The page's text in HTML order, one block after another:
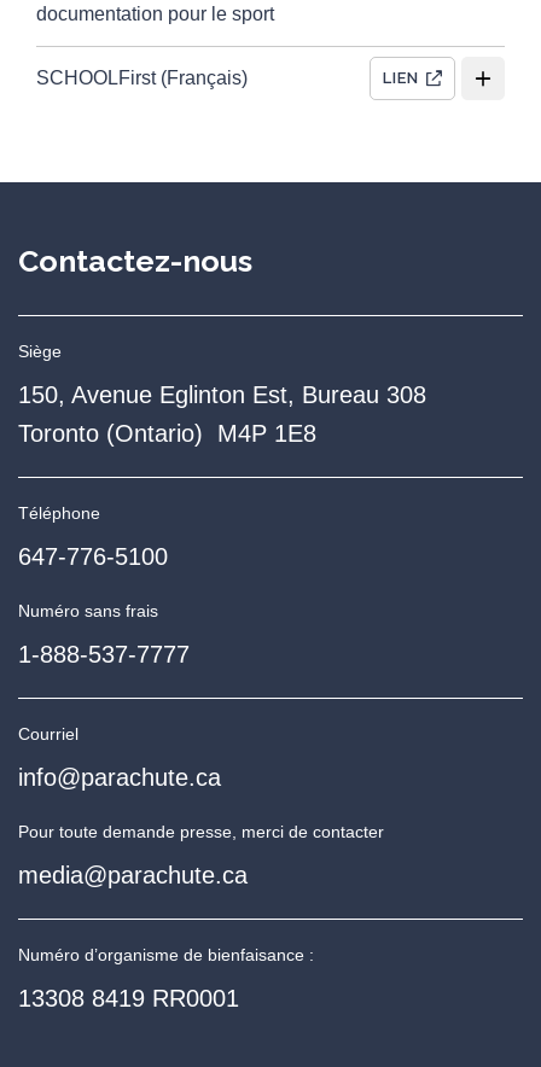
documentation pour le sport
SCHOOLFirst (Français) LIEN
Contactez-nous
Siège
150, Avenue Eglinton Est, Bureau 308
Toronto (Ontario) M4P 1E8
Téléphone
647-776-5100
Numéro sans frais
1-888-537-7777
Courriel
info@parachute.ca
Pour toute demande presse, merci de contacter
media@parachute.ca
Numéro d’organisme de bienfaisance :
13308 8419 RR0001